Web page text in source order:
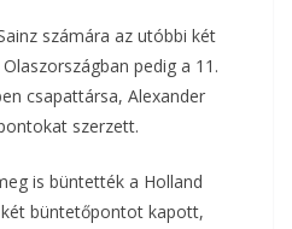
számára az utóbbi két
pedig a 11.
csapattársa, Alexander
szerzett.
is büntették a Holland
büntetőpontot kapott,